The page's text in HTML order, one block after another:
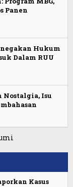
Panen
Hukum
Dalam RUU
Nostalgia, Isu
Kasus